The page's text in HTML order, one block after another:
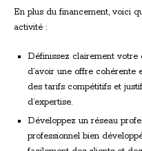
En plus du financement, voici
activité :
Définissez clairement votre
d’avoir une offre cohérente
des tarifs compétitifs et
d’expertise.
Développez un réseau
professionnel bien